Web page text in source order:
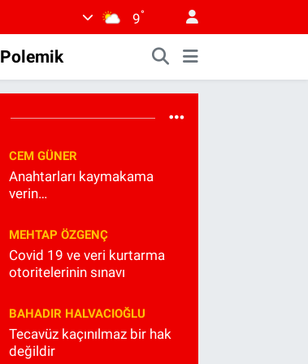
9°
Polemik
CEM GÜNER
Anahtarları kaymakama
verin…
MEHTAP ÖZGENÇ
Covid 19 ve veri kurtarma
otoritelerinin sınavı
BAHADIR HALVACIOĞLU
Tecavüz kaçınılmaz bir hak
değildir